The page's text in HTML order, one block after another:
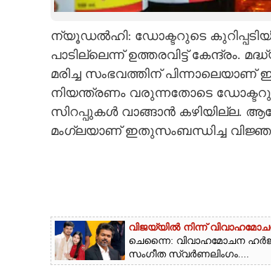
LITERATURE
ന്യൂഡൽഹി: ഡോക്ടറുടെ
പാടില്ലെന്ന് ഉത്തരവിട്ട് കേന്ദ്രം.
മരിച്ച സംഭവത്തിന് പിന്നാലെയാണ്
നിയന്ത്രണം വരുന്നതോടെ
സിറപ്പുകൾ വാങ്ങാൻ കഴിയില്ല.
മംഗ്ലയാണ് ഇതുസംബന്ധിച്ച
വിജയ്‌യിൽ നിന്ന്
ചെന്നൈ: വിവാഹമോചന ഹർജി
സംഗീത സ്വർണലിംഗം....